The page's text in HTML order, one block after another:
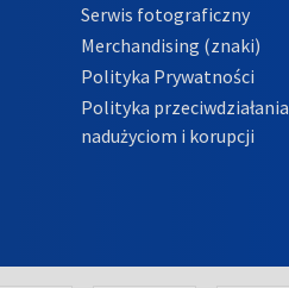
Serwis fotograficzny
Merchandising (znaki)
Polityka Prywatności
Polityka przeciwdziałania
nadużyciom i korupcji